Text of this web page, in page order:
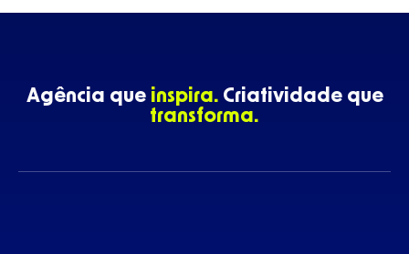
Agência que inspira.Criatividade que
transforma.